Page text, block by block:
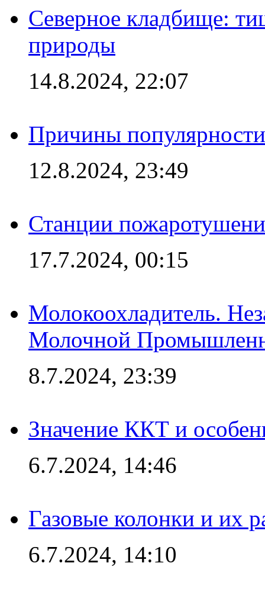
Северное кладбище:
природы
14.8.2024, 22:07
Причины
12.8.2024, 23:49
Станции
17.7.2024, 00:15
Молокоохладитель.
Молочной
8.7.2024, 23:39
Значение ККТ и
6.7.2024, 14:46
Газовые колонки и их
6.7.2024, 14:10